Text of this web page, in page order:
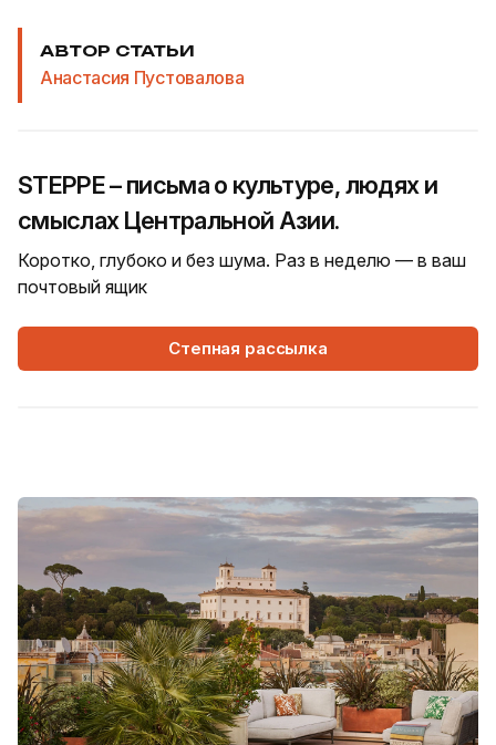
АВТОР СТАТЬИ
Анастасия Пустовалова
STEPPE – письма о культуре, людях и
смыслах Центральной Азии.
Коротко, глубоко и без шума. Раз в неделю — в ваш
почтовый ящик
Степная рассылка